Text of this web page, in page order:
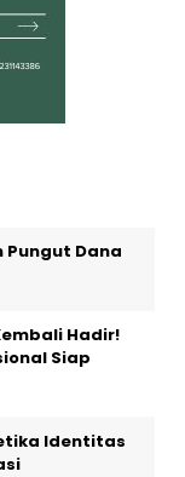
Pungut Dana
Hadir!
Siap
Identitas